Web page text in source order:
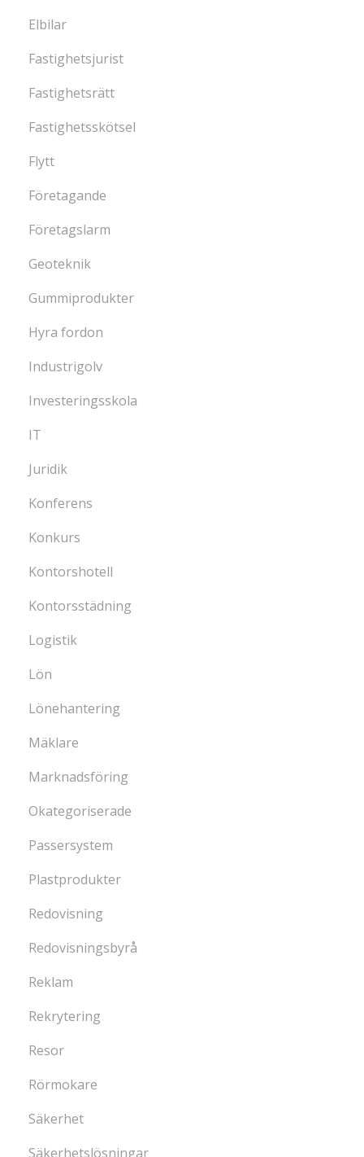
Elbilar
Fastighetsjurist
Fastighetsrätt
Fastighetsskötsel
Flytt
Företagande
Företagslarm
Geoteknik
Gummiprodukter
Hyra fordon
Industrigolv
Investeringsskola
IT
Juridik
Konferens
Konkurs
Kontorshotell
Kontorsstädning
Logistik
Lön
Lönehantering
Mäklare
Marknadsföring
Okategoriserade
Passersystem
Plastprodukter
Redovisning
Redovisningsbyrå
Reklam
Rekrytering
Resor
Rörmokare
Säkerhet
Säkerhetslösningar